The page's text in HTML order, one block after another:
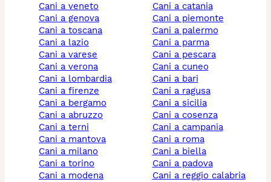
cani a veneto
cani a genova
cani a toscana
cani a lazio
cani a varese
cani a verona
cani a lombardia
cani a firenze
cani a bergamo
cani a abruzzo
cani a terni
cani a mantova
cani a milano
cani a torino
cani a modena
cani a catania
cani a piemonte
cani a palermo
cani a parma
cani a pescara
cani a cuneo
cani a bari
cani a ragusa
cani a sicilia
cani a cosenza
cani a campania
cani a roma
cani a biella
cani a padova
cani a reggio calabria